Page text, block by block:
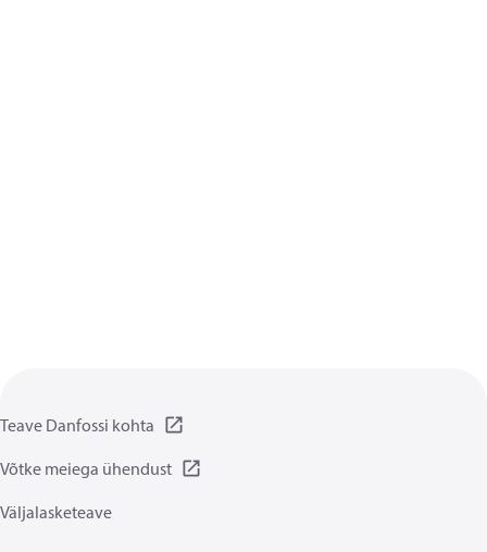
Teave Danfossi kohta
Võtke meiega ühendust
Väljalasketeave